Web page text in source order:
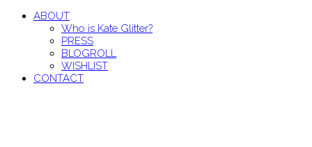
ABOUT
Who is Kate Glitter?
PRESS
BLOGROLL
WISHLIST
CONTACT